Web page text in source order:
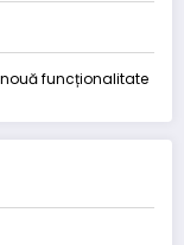
funcționalitate